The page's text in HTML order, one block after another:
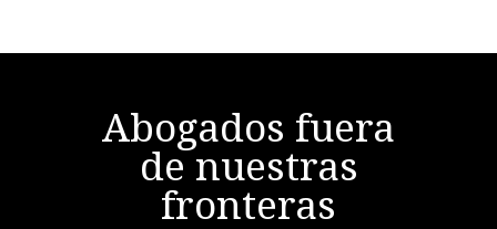
Abogados fuera
de nuestras
fronteras